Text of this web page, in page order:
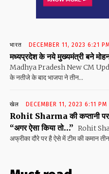
भारत DECEMBER 11, 2023 6:21
मध्यप्रदेश के नये मुख्यमंत्री बने
Madhya Pradesh New CM
के नतीजे के बाद भाजपा ने तीन...
खेल DECEMBER 11, 2023 6:11 PM
Rohit Sharma की कप्तानी पर
“अगर ऐसा किया तो…” Rohit
अफ्रीका दौरे पर है ऐसे में टीम की कमान